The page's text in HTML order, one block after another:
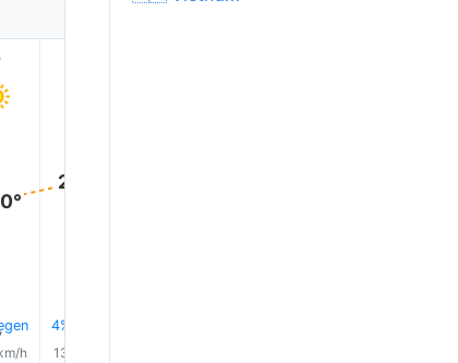
h
28.0°
4% Regen
13.0 km/h